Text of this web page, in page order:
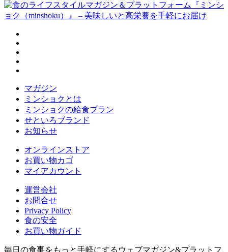
マガジン
ミンショクとは
ミンショクの給食プラン
せといろブランド
お知らせ
オンラインストア
お買い物カゴ
マイアカウント
運営会社
お問合せ
Privacy Policy
食の安全
お買い物ガイド
毎日の食事をもっと手軽にするウェブマガジン&プラットフ